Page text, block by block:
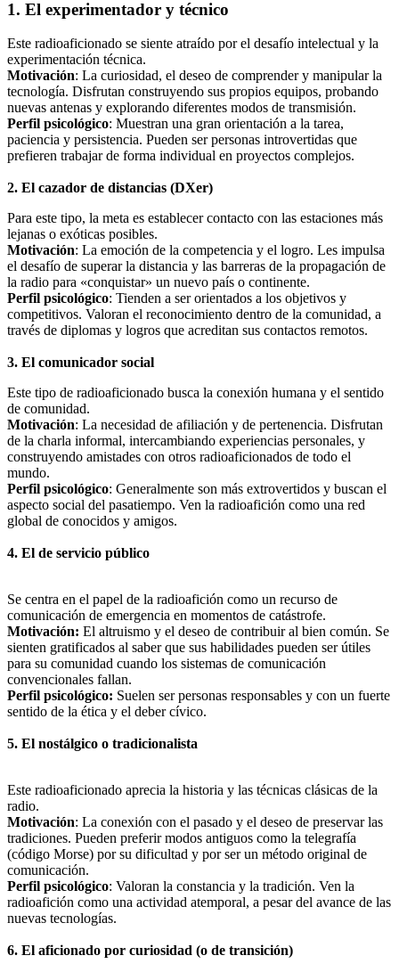
1. El experimentador y técnico
Este radioaficionado se siente atraído por el desafío intelectual y la
experimentación técnica.
Motivación: La curiosidad, el deseo de comprender y manipular la
tecnología. Disfrutan construyendo sus propios equipos, probando
nuevas antenas y explorando diferentes modos de transmisión.
Perfil psicológico: Muestran una gran orientación a la tarea,
paciencia y persistencia. Pueden ser personas introvertidas que
prefieren trabajar de forma individual en proyectos complejos.
2. El cazador de distancias (DXer)
Para este tipo, la meta es establecer contacto con las estaciones más
lejanas o exóticas posibles.
Motivación: La emoción de la competencia y el logro. Les impulsa
el desafío de superar la distancia y las barreras de la propagación de
la radio para «conquistar» un nuevo país o continente.
Perfil psicológico: Tienden a ser orientados a los objetivos y
competitivos. Valoran el reconocimiento dentro de la comunidad, a
través de diplomas y logros que acreditan sus contactos remotos.
3. El comunicador social
Este tipo de radioaficionado busca la conexión humana y el sentido
de comunidad.
Motivación: La necesidad de afiliación y de pertenencia. Disfrutan
de la charla informal, intercambiando experiencias personales, y
construyendo amistades con otros radioaficionados de todo el
mundo.
Perfil psicológico: Generalmente son más extrovertidos y buscan el
aspecto social del pasatiempo. Ven la radioafición como una red
global de conocidos y amigos.
4. El de servicio público
Se centra en el papel de la radioafición como un recurso de
comunicación de emergencia en momentos de catástrofe.
Motivación: El altruismo y el deseo de contribuir al bien común. Se
sienten gratificados al saber que sus habilidades pueden ser útiles
para su comunidad cuando los sistemas de comunicación
convencionales fallan.
Perfil psicológico: Suelen ser personas responsables y con un fuerte
sentido de la ética y el deber cívico.
5. El nostálgico o tradicionalista
Este radioaficionado aprecia la historia y las técnicas clásicas de la
radio.
Motivación: La conexión con el pasado y el deseo de preservar las
tradiciones. Pueden preferir modos antiguos como la telegrafía
(código Morse) por su dificultad y por ser un método original de
comunicación.
Perfil psicológico: Valoran la constancia y la tradición. Ven la
radioafición como una actividad atemporal, a pesar del avance de las
nuevas tecnologías.
6. El aficionado por curiosidad (o de transición)